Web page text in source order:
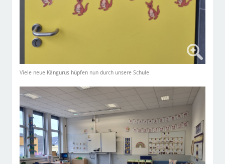
Viele neue Kängurus hüpfen nun durch unsere Schule